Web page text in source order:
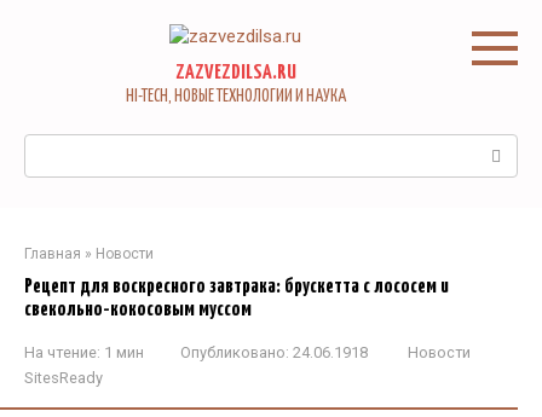
ZAZVEZDILSA.RU
HI-TECH, НОВЫЕ ТЕХНОЛОГИИ И НАУКА
Главная » Новости
Рецепт для воскресного завтрака: брускетта с лососем и
свекольно-кокосовым муссом
На чтение: 1 мин Опубликовано: 24.06.1918
Новости
SitesReady